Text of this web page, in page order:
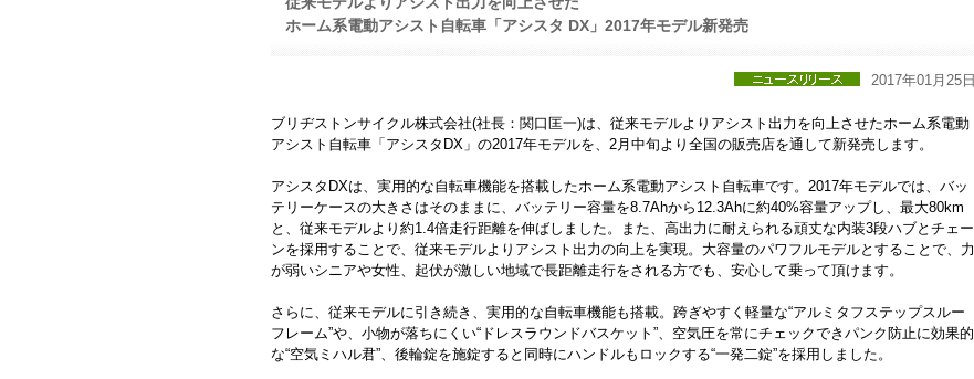
ホーム系電動アシスト自転車「アシスタ DX」2017年モデル新発売
2017年01月25日
ブリヂストンサイクル株式会社(社長：関口匡一)は、従来モデルよりアシスト出力を向上させたホーム系電動
アシスト自転車「アシスタDX」の2017年モデルを、2月中旬より全国の販売店を通して新発売します。
アシスタDXは、実用的な自転車機能を搭載したホーム系電動アシスト自転車です。2017年モデルでは、バッ
テリーケースの大きさはそのままに、バッテリー容量を8.7Ahから12.3Ahに約40%容量アップし、最大80km
と、従来モデルより約1.4倍走行距離を伸ばしました。また、高出力に耐えられる頑丈な内装3段ハブとチェー
ンを採用することで、従来モデルよりアシスト出力の向上を実現。大容量のパワフルモデルとすることで、力
が弱いシニアや女性、起伏が激しい地域で長距離走行をされる方でも、安心して乗って頂けます。
さらに、従来モデルに引き続き、実用的な自転車機能も搭載。跨ぎやすく軽量な“アルミタフステップスルー
フレーム”や、小物が落ちにくい“ドレスラウンドバスケット”、空気圧を常にチェックできパンク防止に効果的
な“空気ミハル君”、後輪錠を施錠すると同時にハンドルもロックする“一発二錠”を採用しました。